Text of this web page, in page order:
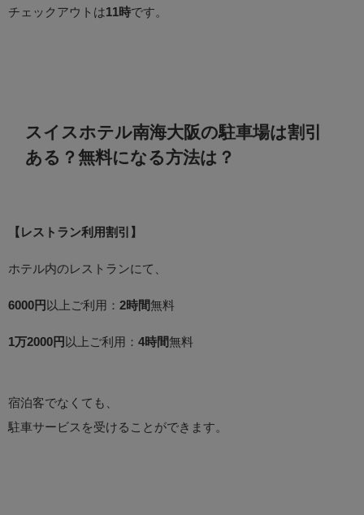
チェックアウトは11時です。
スイスホテル南海大阪の駐車場は割引
ある？無料になる方法は？
【レストラン利用割引】
ホテル内のレストランにて、
6000円 以上ご利用： 2時間無料
1万2000円 以上ご利用： 4時間無料
宿泊客でなくても、
駐車サービスを受けることができます。